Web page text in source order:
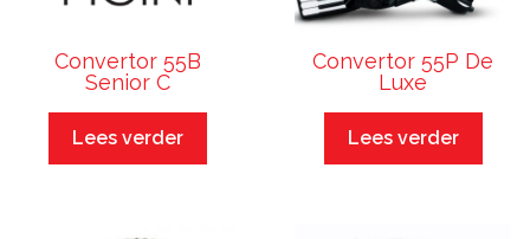
Convertor 55B
Senior C
Lees verder
Convertor 55P De
Luxe
Lees verder